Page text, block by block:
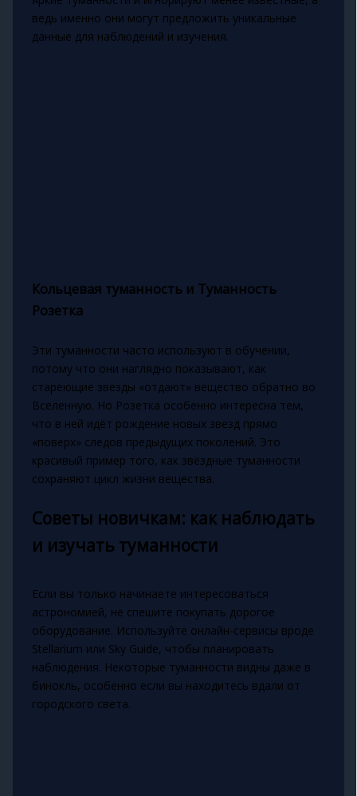
ведь именно они могут предложить уникальные
данные для наблюдений и изучения.
Кольцевая туманность и Туманность
Розетка
Эти туманности часто используют в обучении,
потому что они наглядно показывают, как
стареющие звезды «отдают» вещество обратно во
Вселенную. Но Розетка особенно интересна тем,
что в ней идёт рождение новых звезд прямо
«поверх» следов предыдущих поколений. Это
красивый пример того, как звёздные туманности
сохраняют цикл жизни вещества.
Советы новичкам: как наблюдать
и изучать туманности
Если вы только начинаете интересоваться
астрономией, не спешите покупать дорогое
оборудование. Используйте онлайн-сервисы вроде
Stellarium или Sky Guide, чтобы планировать
наблюдения. Некоторые туманности видны даже в
бинокль, особенно если вы находитесь вдали от
городского света.